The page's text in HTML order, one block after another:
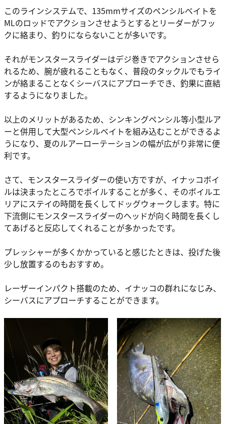
このラインシステムで、135mmサイズのペンシルベイトを
MLのロッドでアクションさせようとするとリーダーがフッ
クに絡まり、釣りにならないことが多いです。
それがモンスタースライダーはデジ巻きでアクションさせら
れるため、腕が疲れることもなく、普段のタックルでもライ
ンが絡まることなくシーバスにアプローチでき、釣果に直結
するようになりました。
以上のメリットがあるため、シンキングペンシル等小型ルア
ーと併用して大型ペンシルベイトを組み込むことができるよ
うになり、夏のルアーローテーションの幅が広がり非常に便
利です。
さて、モンスタースライダーの使い方ですが、イナッコボイ
ルは決まったところでボイルすることが多く、そのボイルエ
リアにステイの時間を長くしてドッグウォークします。特に
下流側にモンスタースライダーのヘッドが向く時間を長くし
てあげると反応してくれることが多かったです。
プレッシャーが多くかかっていると感じたときは、投げた後
少し放置するのもおすすめ。
レーザーインパクト搭載のため、イナッコの群れになじみ、
シーバスにアプローチすることができます。